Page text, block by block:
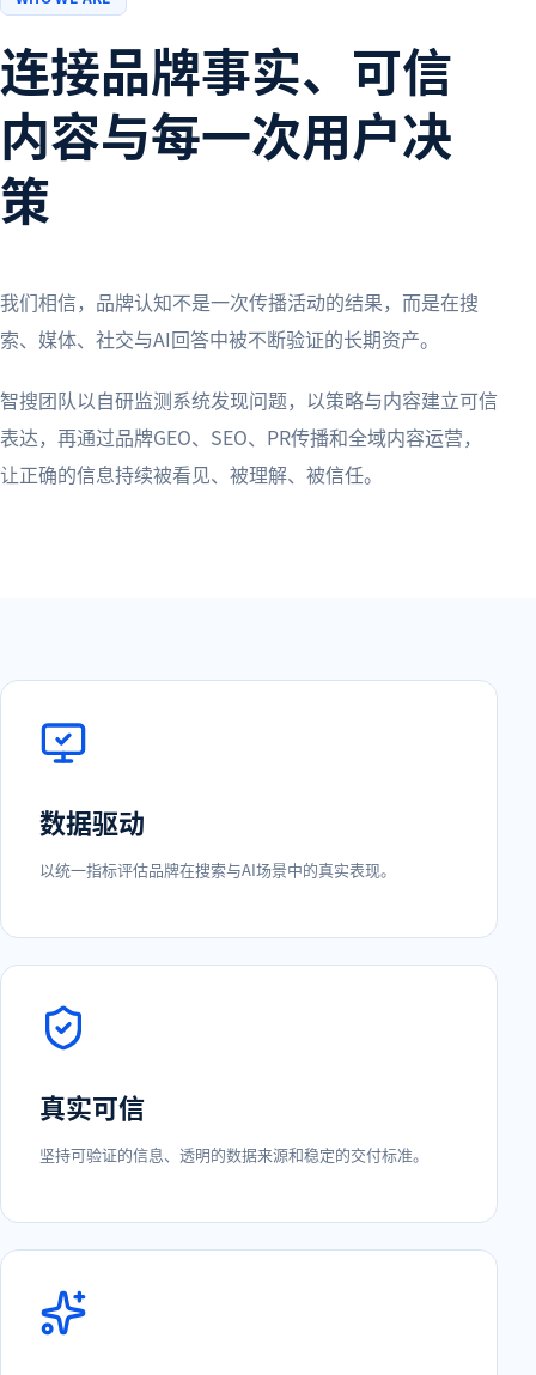
连接品牌事实、可信
内容与每一次用户决
策
我们相信，品牌认知不是一次传播活动的结果，而是在搜
索、媒体、社交与AI回答中被不断验证的长期资产。
智搜团队以自研监测系统发现问题，以策略与内容建立可信
表达，再通过品牌GEO、SEO、PR传播和全域内容运营，
让正确的信息持续被看见、被理解、被信任。
数据驱动
以统一指标评估品牌在搜索与AI场景中的真实表现。
真实可信
坚持可验证的信息、透明的数据来源和稳定的交付标准。